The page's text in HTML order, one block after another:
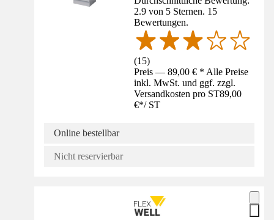
2.9 von 5 Sternen. 15
Bewertungen.
(15)
Preis — 89,00 € * Alle Preise
inkl. MwSt. und ggf. zzgl.
Versandkosten pro ST89,00
€*/ ST
Online bestellbar
Nicht reservierbar